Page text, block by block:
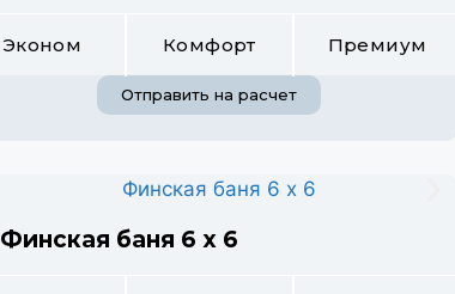
Эконом Комфорт Премиум
Отправить на расчет
Финская баня 6 х 6